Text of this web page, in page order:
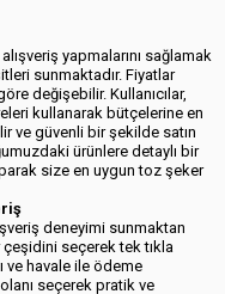
yapmalarını sağlamak
sunmaktadır. Fiyatlar
değişebilir. Kullanıcılar,
kullanarak bütçelerine en
ve güvenli bir şekilde satın
ürünlere detaylı bir
size en uygun toz şeker
deneyimi sunmaktan
çeşidini seçerek tek tıkla
ve havale ile ödeme
seçerek pratik ve